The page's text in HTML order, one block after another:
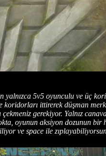
yalnızca 5v5 oyunculu ve üç
ittirerek düşman
gerekiyor. Yalnız
oyunun aksiyon dozunun
ve space ile